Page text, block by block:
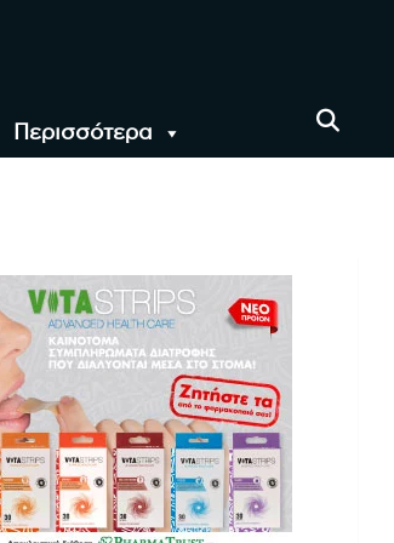
Περισσότερα